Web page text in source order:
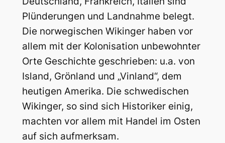
Plünderungen und Landnahme belegt.
Die norwegischen Wikinger haben vor
allem mit der Kolonisation unbewohnter
Orte Geschichte geschrieben: u.a. von
Island, Grönland und „Vinland“, dem
heutigen Amerika. Die schwedischen
Wikinger, so sind sich Historiker einig,
machten vor allem mit Handel im Osten
auf sich aufmerksam.